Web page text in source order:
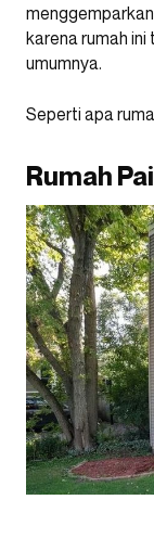
karena rumah
umumnya.
Seperti apa
Rumah Pai